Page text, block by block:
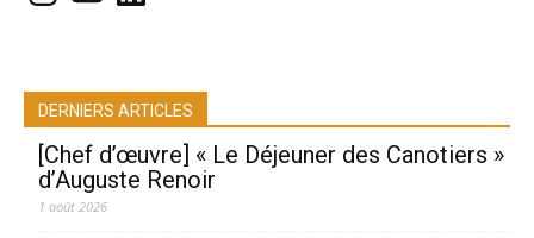
DERNIERS ARTICLES
[Chef d’œuvre] « Le Déjeuner des Canotiers »
d’Auguste Renoir
1 août 2026